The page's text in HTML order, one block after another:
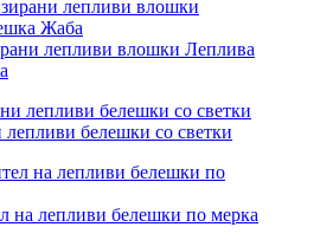
лепливи влошки Леплива
белешки со светки
на лепливи белешки по мерка